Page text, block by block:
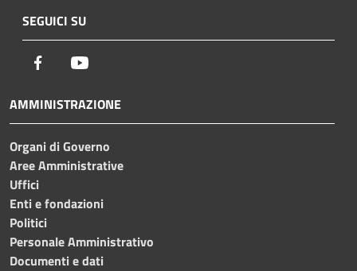
SEGUICI SU
Facebook
AMMINISTRAZIONE
Organi di Governo
Aree Amministrative
Uffici
Enti e fondazioni
Politici
Personale Amministrativo
Documenti e dati